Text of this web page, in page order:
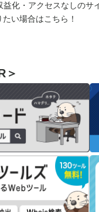
益化・アクセスなしのサ
い場合はこちら！
＞